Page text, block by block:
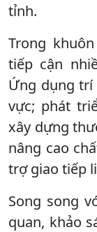
tỉnh.
Trong
tiếp cận
Ứng dụng
vực; phát
xây dựng
nâng cao
trợ giao tiếp
Song song
quan, khảo